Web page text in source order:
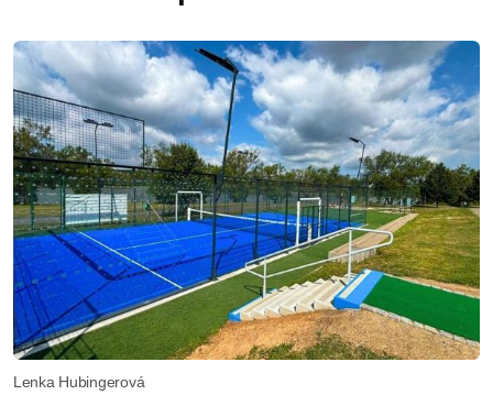
Lenka Hubingerová